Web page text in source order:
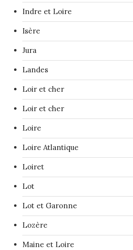
Indre et Loire
Isère
Jura
Landes
Loir et cher
Loir et cher
Loire
Loire Atlantique
Loiret
Lot
Lot et Garonne
Lozère
Maine et Loire